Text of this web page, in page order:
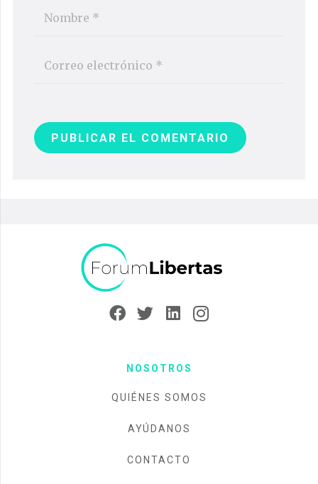
PUBLICAR EL COMENTARIO
NOSOTROS
QUIÉNES SOMOS
AYÚDANOS
CONTACTO